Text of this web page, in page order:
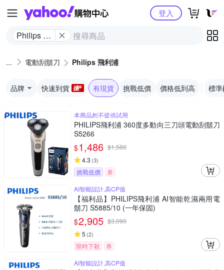
Yahoo購物中心
Philips 飛
登入
電動刮鬍刀 Philips 飛利浦
品牌 快速到貨 有現貨 挑戰低價 價格低到高 標
本商品恕不提供試用
PHILIPS飛利浦 360度多動向三刀頭電動刮鬍刀
S5266
$1,486 $1,580
4.3 (3)
挑戰低價
券
AI智能設計,高CP值
【福利品】PHILIPS飛利浦 AI智能乾濕兩用電
鬍刀 S5885/10 (一年保固)
$2,905 $3,090
5 (2)
限時下殺
券
AI智能設計,高CP值